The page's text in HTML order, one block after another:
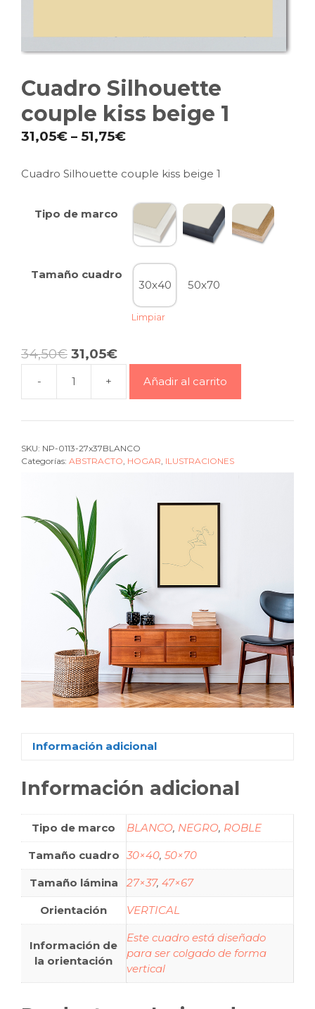
Cuadro Silhouette
couple kiss beige 1
31,05€ – 51,75€
Cuadro Silhouette couple kiss beige 1
Tipo de marco
Tamaño cuadro
30x40 50x70
Limpiar
34,50€ 31,05€
-
Cuadro
Silhouette
couple
beige
1
+ Añadir al carrito
SKU: NP-0113-27x37BLANCO
Categorías: ABSTRACTO HOGAR ILUSTRACIONES
Información adicional
Información adicional
Tipo de marco BLANCO, NEGRO, ROBLE
Tamaño cuadro 30×40, 50×70
Tamaño lámina 27×37, 47×67
Orientación VERTICAL
Información de
la orientación
Este cuadro está diseñado
para ser colgado de forma
vertical